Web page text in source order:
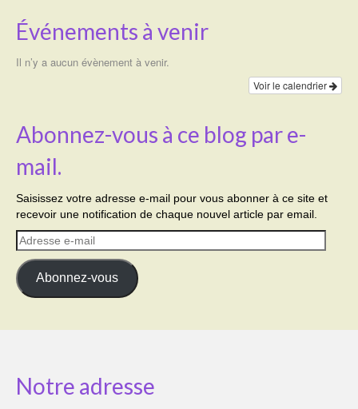
Événements à venir
Il n’y a aucun évènement à venir.
Voir le calendrier
Abonnez-vous à ce blog par e-
mail.
Saisissez votre adresse e-mail pour vous abonner à ce site et
recevoir une notification de chaque nouvel article par email.
Adresse
e-
mail
Abonnez-vous
Notre adresse